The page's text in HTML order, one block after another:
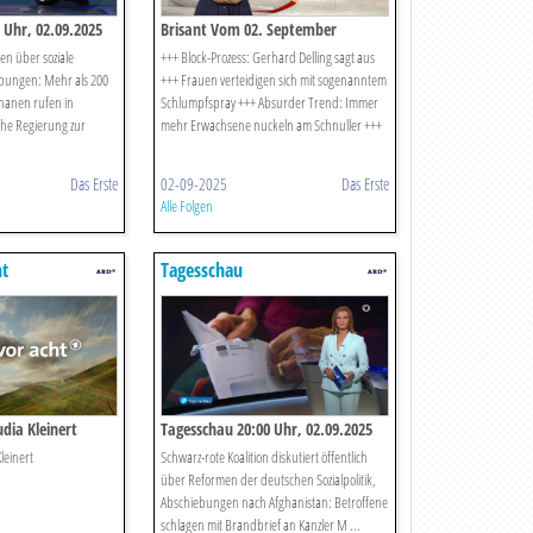
02.09.2025
über soziale
Mehr als 200
rufen in
Regierung zur
Das Erste
Brisant Vom 02. September
+++ Block-Prozess: Gerhard Delling sagt aus
+++ Frauen verteidigen sich mit sogenanntem
Schlumpfspray +++ Absurder Trend: Immer
mehr Erwachsene nuckeln am Schnuller +++
02-09-2025 Das Erste
Alle Folgen
Kleinert
Tagesschau
Tagesschau 20:00 Uhr, 02.09.2025
Schwarz-rote Koalition diskutiert öffentlich
über Reformen der deutschen Sozialpolitik,
Abschiebungen nach Afghanistan: Betroffene
schlagen mit Brandbrief an Kanzler M ...